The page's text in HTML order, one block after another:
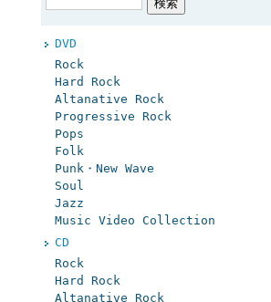
DVD
Rock
Hard Rock
Altanative Rock
Progressive Rock
Pops
Folk
Punk・New Wave
Soul
Jazz
Music Video Collection
CD
Rock
Hard Rock
Altanative Rock